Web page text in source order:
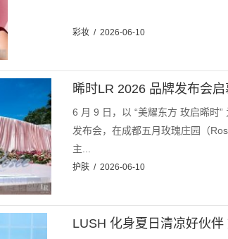
彩妆 / 2026-06-10
晞时LR 2026 品牌发布会
6 月 9 日，以 “美耀东方 玫启晞时
发布会，在成都五月玫瑰庄园（
主...
护肤 / 2026-06-10
LUSH 化身夏日清凉好伙